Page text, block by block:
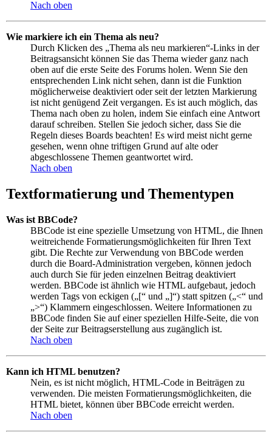
Nach oben
Wie markiere ich ein Thema als neu?
Durch Klicken des „Thema als neu markieren“-Links in der
Beitragsansicht können Sie das Thema wieder ganz nach
oben auf die erste Seite des Forums holen. Wenn Sie den
entsprechenden Link nicht sehen, dann ist die Funktion
möglicherweise deaktiviert oder seit der letzten Markierung
ist nicht genügend Zeit vergangen. Es ist auch möglich, das
Thema nach oben zu holen, indem Sie einfach eine Antwort
darauf schreiben. Stellen Sie jedoch sicher, dass Sie die
Regeln dieses Boards beachten! Es wird meist nicht gerne
gesehen, wenn ohne triftigen Grund auf alte oder
abgeschlossene Themen geantwortet wird.
Nach oben
Textformatierung und Thementypen
Was ist BBCode?
BBCode ist eine spezielle Umsetzung von HTML, die Ihnen
weitreichende Formatierungsmöglichkeiten für Ihren Text
gibt. Die Rechte zur Verwendung von BBCode werden
durch die Board-Administration vergeben, können jedoch
auch durch Sie für jeden einzelnen Beitrag deaktiviert
werden. BBCode ist ähnlich wie HTML aufgebaut, jedoch
werden Tags von eckigen („[“ und „]“) statt spitzen („<“ und
„>“) Klammern eingeschlossen. Weitere Informationen zu
BBCode finden Sie auf einer speziellen Hilfe-Seite, die von
der Seite zur Beitragserstellung aus zugänglich ist.
Nach oben
Kann ich HTML benutzen?
Nein, es ist nicht möglich, HTML-Code in Beiträgen zu
verwenden. Die meisten Formatierungsmöglichkeiten, die
HTML bietet, können über BBCode erreicht werden.
Nach oben